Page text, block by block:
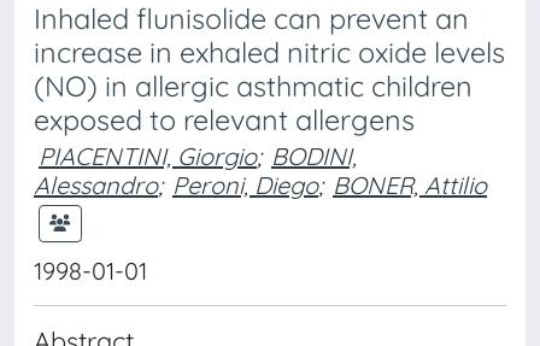
Inhaled flunisolide can prevent an
increase in exhaled nitric oxide levels
(NO) in allergic asthmatic children
exposed to relevant allergens
PIACENTINI, Giorgio; BODINI,
Alessandro; Peroni, Diego; BONER, Attilio
1998-01-01